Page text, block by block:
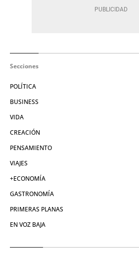
Secciones
POLÍTICA
BUSINESS
VIDA
CREACIÓN
PENSAMIENTO
VIAJES
+ECONOMÍA
GASTRONOMÍA
PRIMERAS PLANAS
EN VOZ BAJA